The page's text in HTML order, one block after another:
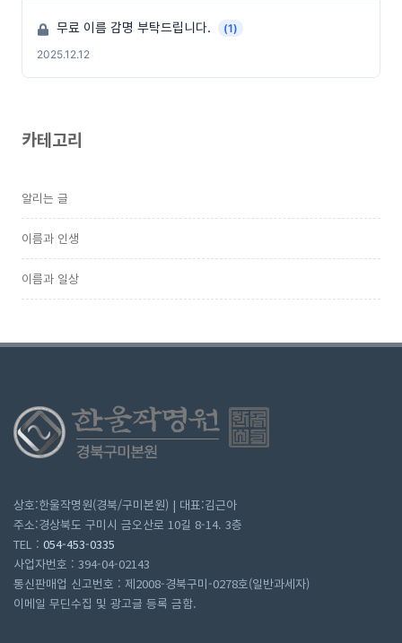
무료 이름 감명 부탁드립니다.
(1)
2025.12.12
카테고리
알리는 글
이름과 인생
이름과 일상
상호:한울작명원(경북/구미본원) | 대표:김근아
주소:경상북도 구미시 금오산로 10길 8-14. 3층
TEL : 054-453-0335
사업자번호 : 394-04-02143
통신판매업 신고번호 : 제2008-경북구미-0278호(일반과세자)
이메일 무딘수집 및 광고글 등록 금함.